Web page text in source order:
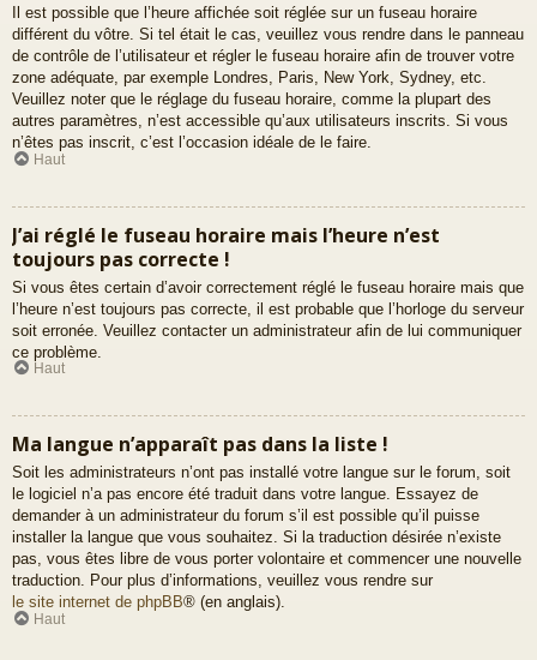
Il est possible que l’heure affichée soit réglée sur un fuseau horaire
différent du vôtre. Si tel était le cas, veuillez vous rendre dans le panneau
de contrôle de l’utilisateur et régler le fuseau horaire afin de trouver votre
zone adéquate, par exemple Londres, Paris, New York, Sydney, etc.
Veuillez noter que le réglage du fuseau horaire, comme la plupart des
autres paramètres, n’est accessible qu’aux utilisateurs inscrits. Si vous
n’êtes pas inscrit, c’est l’occasion idéale de le faire.
Haut
J’ai réglé le fuseau horaire mais l’heure n’est
toujours pas correcte !
Si vous êtes certain d’avoir correctement réglé le fuseau horaire mais que
l’heure n’est toujours pas correcte, il est probable que l’horloge du serveur
soit erronée. Veuillez contacter un administrateur afin de lui communiquer
ce problème.
Haut
Ma langue n’apparaît pas dans la liste !
Soit les administrateurs n’ont pas installé votre langue sur le forum, soit
le logiciel n’a pas encore été traduit dans votre langue. Essayez de
demander à un administrateur du forum s’il est possible qu’il puisse
installer la langue que vous souhaitez. Si la traduction désirée n’existe
pas, vous êtes libre de vous porter volontaire et commencer une nouvelle
traduction. Pour plus d’informations, veuillez vous rendre sur
le site internet de phpBB® (en anglais).
Haut